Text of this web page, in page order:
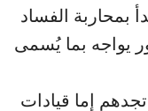
بمحاربة الفساد
يواجه بما يُسمى
إما قيادات